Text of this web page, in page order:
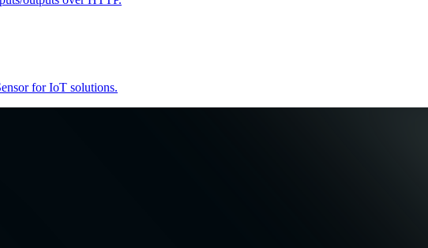
for IoT solutions.